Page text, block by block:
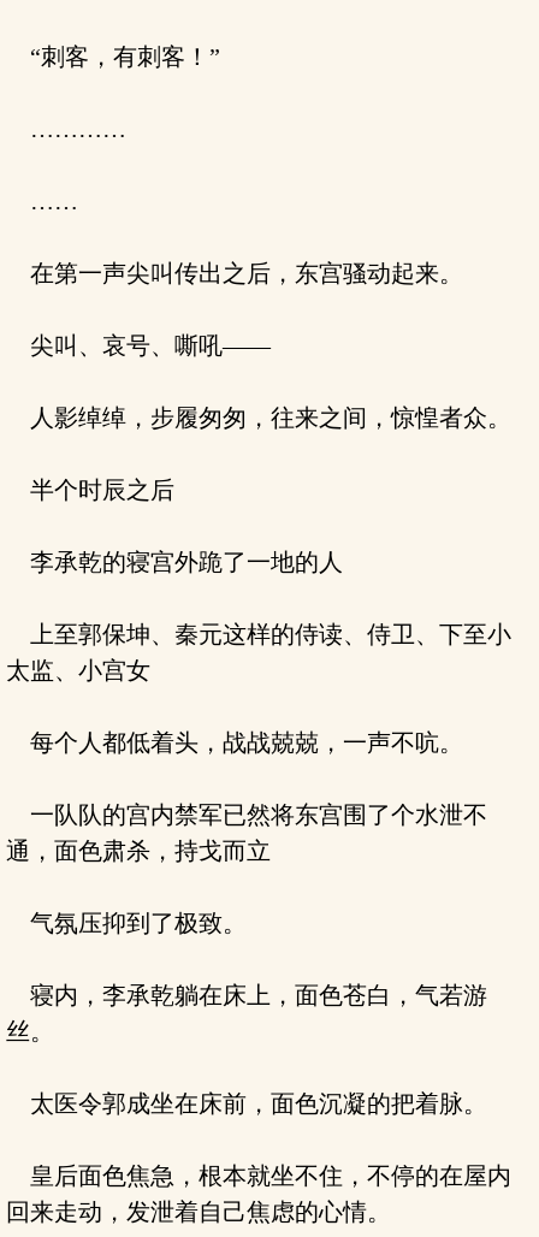
“刺客，有刺客！”
…………
……
在第一声尖叫传出之后，东宫骚动起来。
尖叫、哀号、嘶吼——
人影绰绰，步履匆匆，往来之间，惊惶者众。
半个时辰之后
李承乾的寝宫外跪了一地的人
上至郭保坤、秦元这样的侍读、侍卫、下至小
太监、小宫女
每个人都低着头，战战兢兢，一声不吭。
一队队的宫内禁军已然将东宫围了个水泄不
通，面色肃杀，持戈而立
气氛压抑到了极致。
寝内，李承乾躺在床上，面色苍白，气若游
丝。
太医令郭成坐在床前，面色沉凝的把着脉。
皇后面色焦急，根本就坐不住，不停的在屋内
回来走动，发泄着自己焦虑的心情。